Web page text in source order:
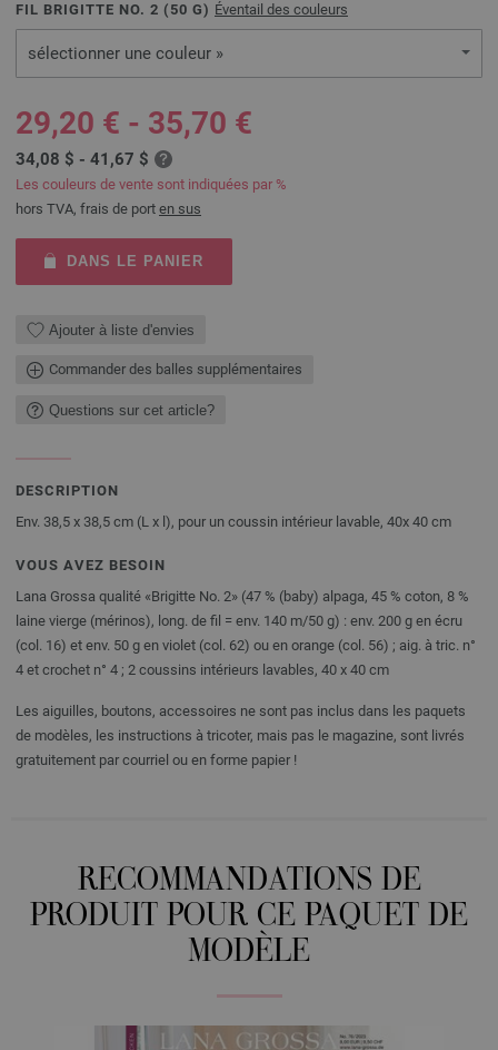
FIL BRIGITTE NO. 2 ( 50 G) Éventail des couleurs
sélectionner une couleur »
29,20 € - 35,70 €
34,08 $ - 41,67 $
Les couleurs de vente sont indiquées par %
hors TVA, frais de port en sus
DANS LE PANIER
Ajouter à liste d'envies
Commander des balles supplémentaires
Questions sur cet article?
DESCRIPTION
Env. 38,5 x 38,5 cm (L x l), pour un coussin intérieur lavable, 40x 40 cm
VOUS AVEZ BESOIN
Lana Grossa qualité «Brigitte No. 2» (47 % (baby) alpaga, 45 % coton, 8 %
laine vierge (mérinos), long. de fil = env. 140 m/50 g) : env. 200 g en écru
(col. 16) et env. 50 g en violet (col. 62) ou en orange (col. 56) ; aig. à tric. n°
4 et crochet n° 4 ; 2 coussins intérieurs lavables, 40 x 40 cm
Les aiguilles, boutons, accessoires ne sont pas inclus dans les paquets
de modèles, les instructions à tricoter, mais pas le magazine, sont livrés
gratuitement par courriel ou en forme papier !
RECOMMANDATIONS DE
PRODUIT POUR CE PAQUET DE
MODÈLE